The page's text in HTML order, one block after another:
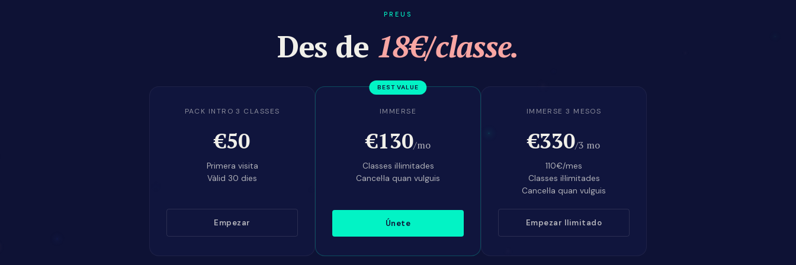
PREUS
Des de 18€/classe.
PACK INTRO 3 CLASSES
€50
Primera visita
Vàlid 30 dies
Empezar
IMMERSE
€130/mo
Classes il·limitades
Cancel·la quan vulguis
Únete
IMMERSE 3 MESOS
€330/3 mo
110€/mes
Classes il·limitades
Cancel·la quan vulguis
Empezar Ilimitado